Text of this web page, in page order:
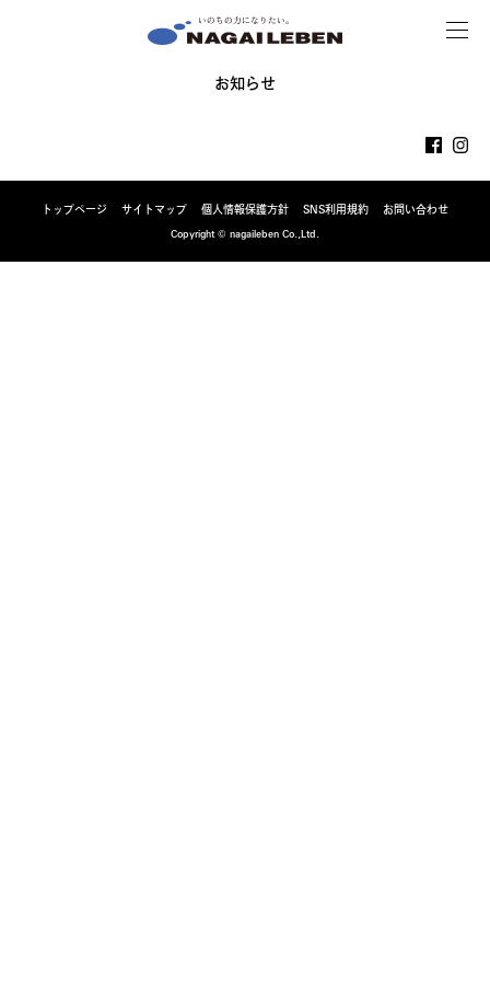
MENU
お知らせ
トップページ サイトマップ 個人情報保護方針 SNS利用規約
お問い合わせ
Copyright © nagaileben Co.,Ltd.